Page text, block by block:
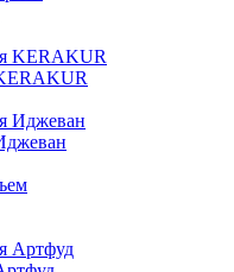
KERAKUR
Иджеван
Артфуд